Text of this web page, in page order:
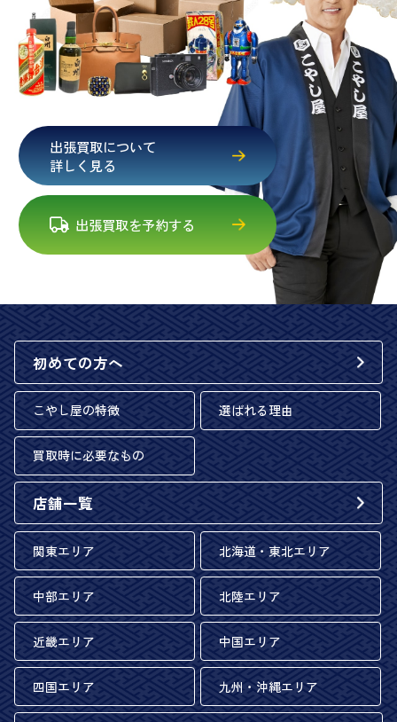
出張買取について
詳しく見る
出張買取を予約する
初めての方へ
こやし屋の特徴 選ばれる理由
買取時に必要なもの
店舗一覧
関東エリア 北海道・東北エリア
中部エリア 北陸エリア
近畿エリア 中国エリア
四国エリア 九州・沖縄エリア